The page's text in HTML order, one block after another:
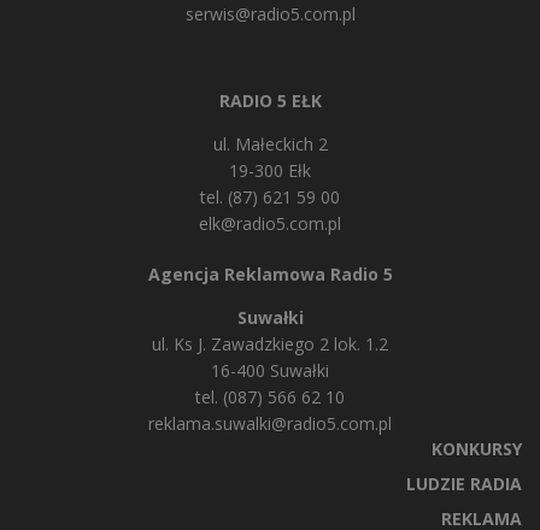
serwis@radio5.com.pl
RADIO 5 EŁK
ul. Małeckich 2
19-300 Ełk
tel. (87) 621 59 00
elk@radio5.com.pl
Agencja Reklamowa Radio 5
Suwałki
ul. Ks J. Zawadzkiego 2 lok. 1.2
16-400 Suwałki
tel. (087) 566 62 10
reklama.suwalki@radio5.com.pl
KONKURSY
LUDZIE RADIA
REKLAMA